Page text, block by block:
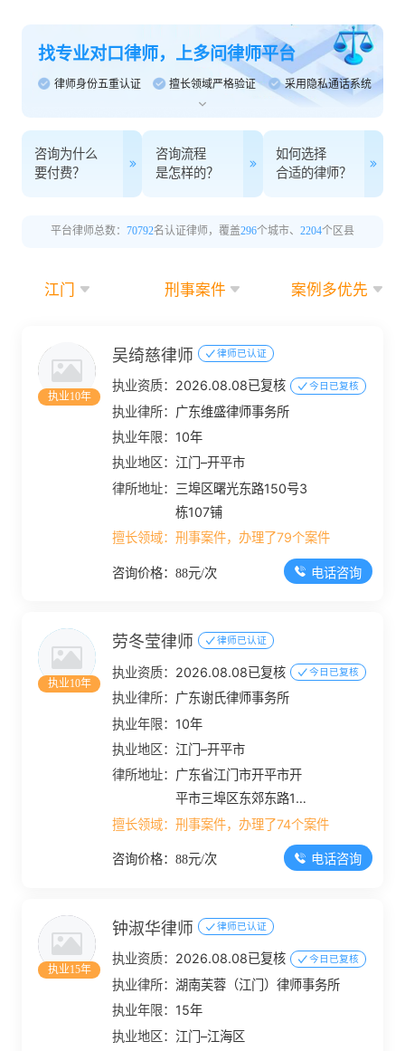
找专业对口律师，上多问律师平台
律师身份五重认证 擅长领域严格验证 采用隐私通话系统
咨询为什么
要付费？
咨询流程
是怎样的？
如何选择
合适的律师？
平台律师总数： 70792名认证律师，覆盖296个城市、 2204个区县
江门 刑事案件 案例多优先
执业10年
吴绮慈律师 律师已认证
执业资质： 2026.08.08已复核 今日已复核
执业律所： 广东维盛律师事务所
执业年限： 10年
执业地区：江门–开平市
律所地址： 三埠区曙光东路150号3
栋107铺
擅长领域：刑事案件，办理了79个案件
咨询价格：88元/次 电话咨询
执业10年
劳冬莹律师 律师已认证
执业资质： 2026.08.08已复核 今日已复核
执业律所： 广东谢氏律师事务所
执业年限： 10年
执业地区：江门–开平市
律所地址： 广东省江门市开平市开
平市三埠区东郊东路10
号4幢、5幢、6幢首层
108、109、110铺位
擅长领域：刑事案件，办理了74个案件
咨询价格：88元/次 电话咨询
执业15年
钟淑华律师 律师已认证
执业资质： 2026.08.08已复核 今日已复核
执业律所：湖南芙蓉（江门）律师事务所
执业年限： 15年
执业地区：江门–江海区